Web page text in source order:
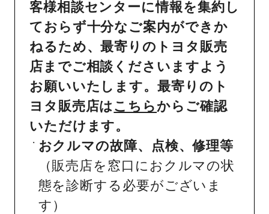
客様相談センターに情報を集約し
ておらず十分なご案内ができか
ねるため、最寄りのトヨタ販売
店までご相談くださいますよう
お願いいたします。最寄りのト
ヨタ販売店はこちら からご確認
いただけます。
おクルマの故障、点検、修理等
（販売店を窓口におクルマの状
態を診断する必要がございま
す）